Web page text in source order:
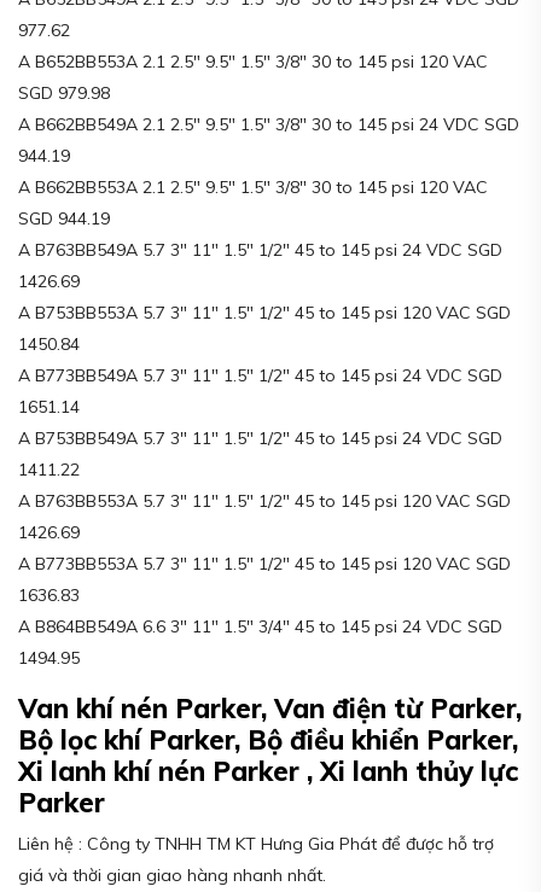
977.62
A B652BB553A 2.1 2.5″ 9.5″ 1.5″ 3/8″ 30 to 145 psi 120 VAC
SGD 979.98
A B662BB549A 2.1 2.5″ 9.5″ 1.5″ 3/8″ 30 to 145 psi 24 VDC SGD
944.19
A B662BB553A 2.1 2.5″ 9.5″ 1.5″ 3/8″ 30 to 145 psi 120 VAC
SGD 944.19
A B763BB549A 5.7 3″ 11″ 1.5″ 1/2″ 45 to 145 psi 24 VDC SGD
1426.69
A B753BB553A 5.7 3″ 11″ 1.5″ 1/2″ 45 to 145 psi 120 VAC SGD
1450.84
A B773BB549A 5.7 3″ 11″ 1.5″ 1/2″ 45 to 145 psi 24 VDC SGD
1651.14
A B753BB549A 5.7 3″ 11″ 1.5″ 1/2″ 45 to 145 psi 24 VDC SGD
1411.22
A B763BB553A 5.7 3″ 11″ 1.5″ 1/2″ 45 to 145 psi 120 VAC SGD
1426.69
A B773BB553A 5.7 3″ 11″ 1.5″ 1/2″ 45 to 145 psi 120 VAC SGD
1636.83
A B864BB549A 6.6 3″ 11″ 1.5″ 3/4″ 45 to 145 psi 24 VDC SGD
1494.95
Van khí nén Parker, Van điện từ Parker,
Bộ lọc khí Parker, Bộ điều khiển Parker,
Xi lanh khí nén Parker , Xi lanh thủy lực
Parker
Liên hệ : Công ty TNHH TM KT Hưng Gia Phát để được hỗ trợ
giá và thời gian giao hàng nhanh nhất.